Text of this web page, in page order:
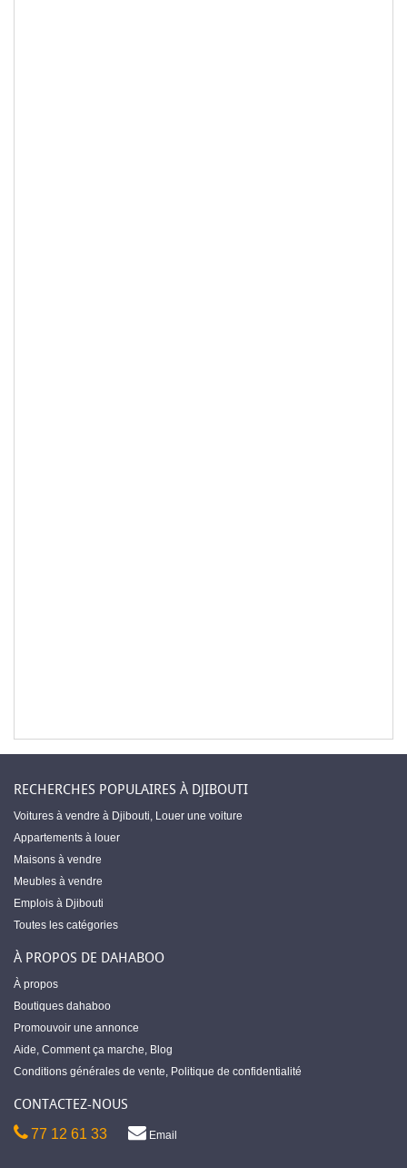
RECHERCHES POPULAIRES À DJIBOUTI
Voitures à vendre à Djibouti, Louer une voiture
Appartements à louer
Maisons à vendre
Meubles à vendre
Emplois à Djibouti
Toutes les catégories
À PROPOS DE DAHABOO
À propos
Boutiques dahaboo
Promouvoir une annonce
Aide, Comment ça marche, Blog
Conditions générales de vente, Politique de confidentialité
CONTACTEZ-NOUS
77 12 61 33 Email